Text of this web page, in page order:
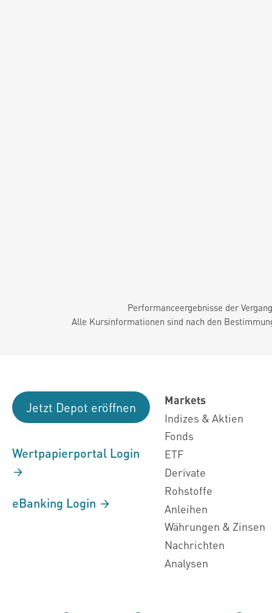
Performanceergebnisse der
Alle Kursinformationen sind nach den
Jetzt Depot eröffnen
Wertpapierportal Login
eBanking Login
Markets
Indizes & Aktien
Fonds
ETF
Derivate
Rohstoffe
Anleihen
Währungen & Zinsen
Nachrichten
Analysen